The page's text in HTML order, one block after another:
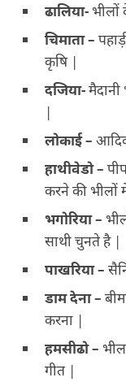
ढालिया- भीलों
चिमाता –
कृषि |
दजिया-
|
लोकाई –
हाथीवेडो –
करने की भीलों
भगोरिया –
साथी चुनते है |
पाखरिया –
डाम देना –
करना |
हमसीढो –
गीत |